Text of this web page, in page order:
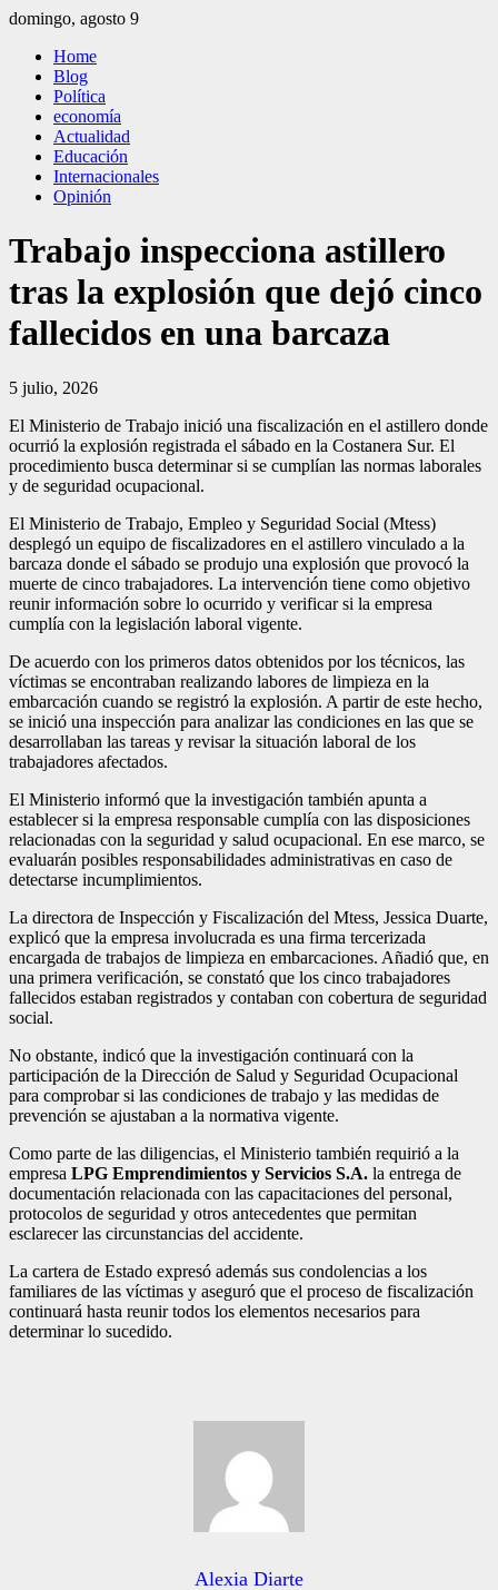
Saltar
contenido
domingo, agosto 9
El Independiente
El independiente Libre y Transparente
Home
Blog
Política
economía
Actualidad
Educación
Internacionales
Opinión
Trabajo inspecciona astillero
tras la explosión que dejó cinco
fallecidos en una barcaza
5 julio, 2026
El Ministerio de Trabajo inició una fiscalización en el astillero donde
ocurrió la explosión registrada el sábado en la Costanera Sur. El
procedimiento busca determinar si se cumplían las normas laborales
y de seguridad ocupacional.
El Ministerio de Trabajo, Empleo y Seguridad Social (Mtess)
desplegó un equipo de fiscalizadores en el astillero vinculado a la
barcaza donde el sábado se produjo una explosión que provocó la
muerte de cinco trabajadores. La intervención tiene como objetivo
reunir información sobre lo ocurrido y verificar si la empresa
cumplía con la legislación laboral vigente.
De acuerdo con los primeros datos obtenidos por los técnicos, las
víctimas se encontraban realizando labores de limpieza en la
embarcación cuando se registró la explosión. A partir de este hecho,
se inició una inspección para analizar las condiciones en las que se
desarrollaban las tareas y revisar la situación laboral de los
trabajadores afectados.
El Ministerio informó que la investigación también apunta a
establecer si la empresa responsable cumplía con las disposiciones
relacionadas con la seguridad y salud ocupacional. En ese marco, se
evaluarán posibles responsabilidades administrativas en caso de
detectarse incumplimientos.
La directora de Inspección y Fiscalización del Mtess, Jessica Duarte,
explicó que la empresa involucrada es una firma tercerizada
encargada de trabajos de limpieza en embarcaciones. Añadió que, en
una primera verificación, se constató que los cinco trabajadores
fallecidos estaban registrados y contaban con cobertura de seguridad
social.
No obstante, indicó que la investigación continuará con la
participación de la Dirección de Salud y Seguridad Ocupacional
para comprobar si las condiciones de trabajo y las medidas de
prevención se ajustaban a la normativa vigente.
Como parte de las diligencias, el Ministerio también requirió a la
empresa LPG Emprendimientos y Servicios S.A. la entrega de
documentación relacionada con las capacitaciones del personal,
protocolos de seguridad y otros antecedentes que permitan
esclarecer las circunstancias del accidente.
La cartera de Estado expresó además sus condolencias a los
familiares de las víctimas y aseguró que el proceso de fiscalización
continuará hasta reunir todos los elementos necesarios para
determinar lo sucedido.
Alexia Diarte